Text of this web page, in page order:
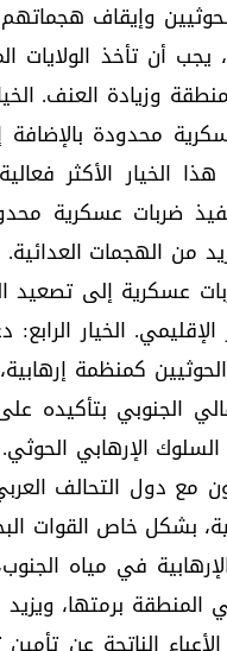
وإيقاف
أن تأخذ الولايات
وزيادة العنف.
محدودة
الخيار الأكثر
ضربات عسكرية
من الهجمات العدائية.
عسكرية إلى
الخيار
كمنظمة
الجنوبي بتأكيده
السلوك الإرهابي
مع دول التحالف
بشكل خاص القوات
في مياه
برمتها،